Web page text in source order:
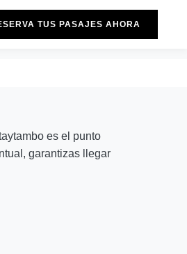
TUS PASAJES AHORA
es el punto
garantizas llegar